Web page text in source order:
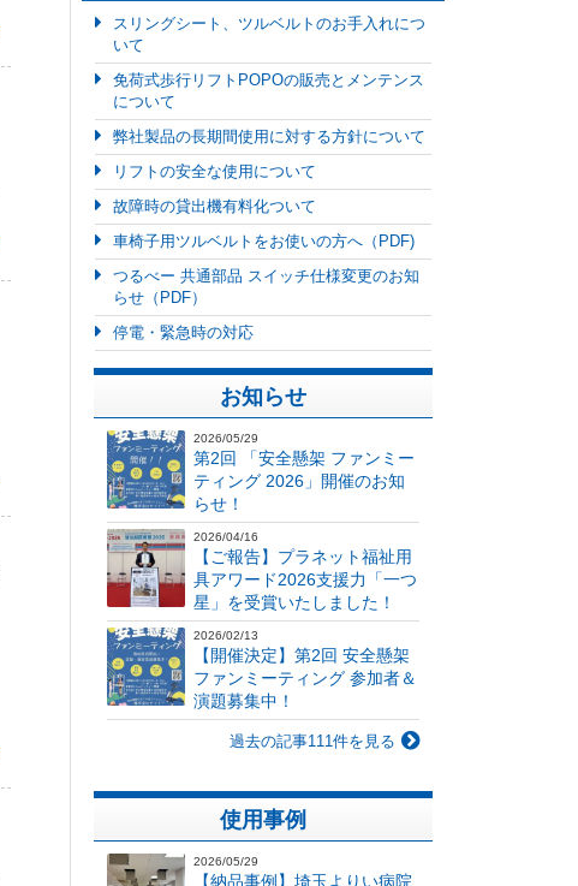
スリングシート、ツルベルトのお手入れにつ
いて
免荷式歩行リフトPOPOの販売とメンテンス
について
弊社製品の長期間使用に対する方針について
リフトの安全な使用について
故障時の貸出機有料化ついて
車椅子用ツルベルトをお使いの方へ（PDF)
つるべー 共通部品 スイッチ仕様変更のお知
らせ（PDF）
停電・緊急時の対応
お知らせ
2026/05/29
第2回 「安全懸架 ファンミー
ティング 2026」開催のお知
らせ！
2026/04/16
【ご報告】プラネット福祉用
具アワード2026支援力「一つ
星」を受賞いたしました！
2026/02/13
【開催決定】第2回 安全懸架
ファンミーティング 参加者＆
演題募集中！
過去の記事111件を見る
使用事例
2026/05/29
【納品事例】埼玉よりい病院